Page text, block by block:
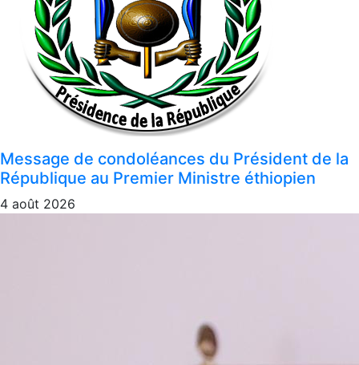
Message de condoléances du Président de la
République au Premier Ministre éthiopien
4 août 2026